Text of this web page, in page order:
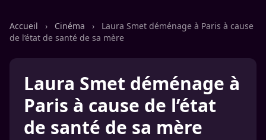
Accueil › Cinéma ›
Laura Smet déménage à Paris à cause
de l’état de santé de sa mère
Laura Smet déménage à
Paris à cause de l’état
de santé de sa mère